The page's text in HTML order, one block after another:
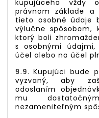
kupujúceho vždy
právnom základe a
tieto osobné údaje
výlučne spôsobom,
ktorý boli
s osobnými
účel alebo na účel
9.9.Kupujúci bude
vyzvaný, aby
odoslaním
mu
nezameniteľným